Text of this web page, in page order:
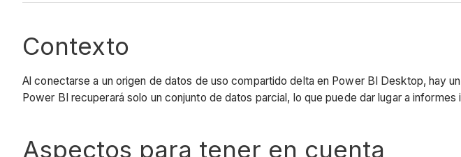
Contexto
Al conectarse a un origen de datos de uso compartido delta en Power BI Desktop, hay
Power BI recuperará solo un conjunto de datos parcial, lo que puede dar lugar a informes
Aspectos para tener en cuenta